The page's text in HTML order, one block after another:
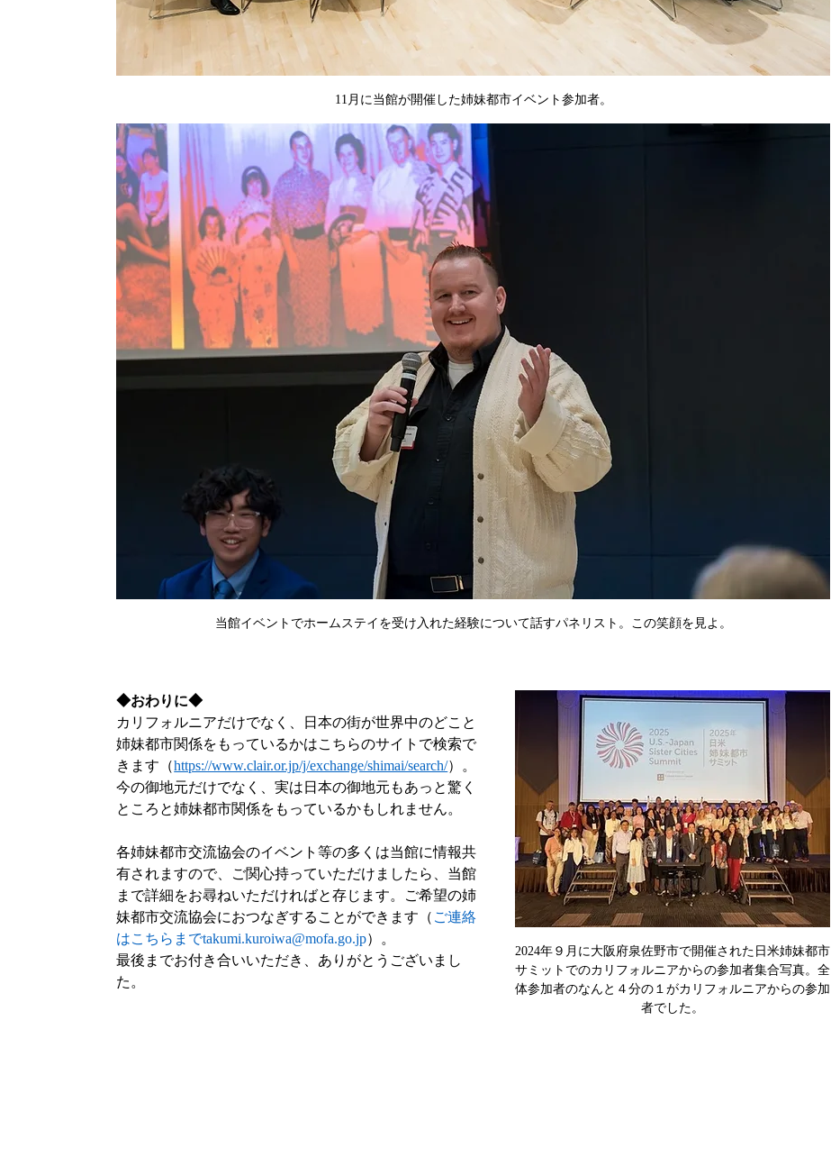
11月に当館が開催した姉妹都市イベント参加者。
当館イベントでホームステイを受け入れた経験について話すパネリスト。この笑顔を見よ。
2024年９月に大阪府泉佐野市で開催された日米姉妹都市
サミットでのカリフォルニアからの参加者集合写真。全
体参加者のなんと４分の１がカリフォルニアからの参加
者でした。
◆おわりに◆
カリフォルニアだけでなく、日本の街が世界中のどこと
姉妹都市関係をもっているかはこちらのサイトで検索で
きます（https://www.clair.or.jp/j/exchange/shimai/search/）。
今の御地元だけでなく、実は日本の御地元もあっと驚く
ところと姉妹都市関係をもっているかもしれません。
各姉妹都市交流協会のイベント等の多くは当館に情報共
有されますので、ご関心持っていただけましたら、当館
まで詳細をお尋ねいただければと存じます。ご希望の姉
妹都市交流協会におつなぎすることができます（ ご連絡
はこちらまでtakumi.kuroiwa@mofa.go.jp）。
最後までお付き合いいただき、ありがとうございまし
た。